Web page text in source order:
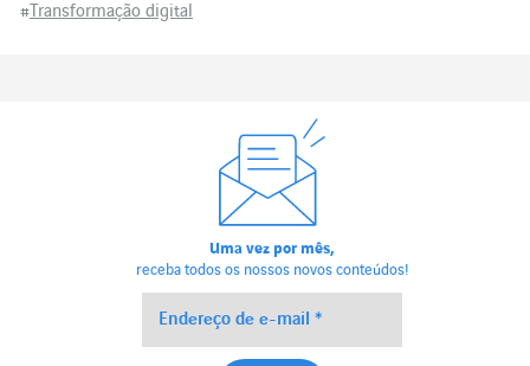
#Transformação digital
Uma vez por mês,
receba todos os nossos novos conteúdos!